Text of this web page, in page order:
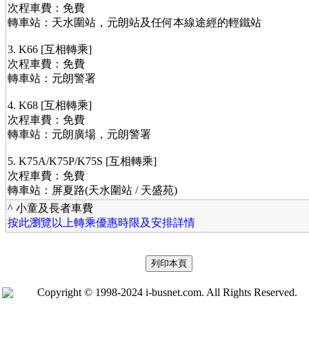
次程車費：免費
轉車站：天水圍站，元朗站及任何本線途經的輕鐵站
3. K66 [互相轉乘]
次程車費：免費
轉車站：元朗警署
4. K68 [互相轉乘]
次程車費：免費
轉車站：元朗廣場，元朗警署
5. K75A/K75P/K75S [互相轉乘]
次程車費：免費
轉車站：屏夏路(天水圍站 / 天盛苑)
^ 小童及長者車費
按此瀏覽以上轉乘優惠時限及安排詳情
Copyright © 1998-2024 i-busnet.com. All Rights Reserved.